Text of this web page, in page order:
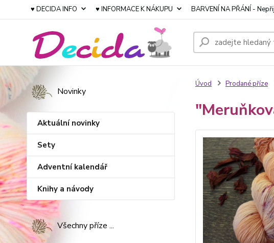
♥ DECIDA INFO ♥ INFORMACE K NÁKUPU BARVENÍ NA PŘÁNÍ -
Novinky
Aktuální novinky
Sety
Adventní kalendář
Knihy a návody
Všechny příze ...
Úvod Prodané příze